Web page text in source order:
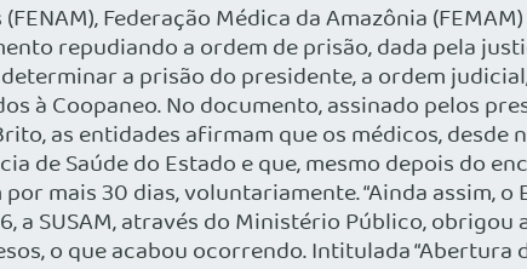
Federação Médica da Amazônia
repudiando a ordem de prisão, dada pela
a prisão do presidente, a ordem
à Coopaneo. No documento, assinado pelos
as entidades afirmam que os médicos,
de Saúde do Estado e que, mesmo depois do
mais 30 dias, voluntariamente. “Ainda assim,
a SUSAM, através do Ministério Público,
o que acabou ocorrendo. Intitulada